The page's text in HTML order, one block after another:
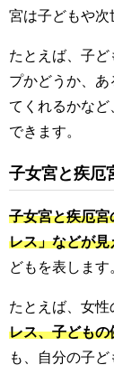
宮は子どもや次
たとえば、子ど
プかどうか、
てくれるかなど
できます。
子女宮と疾厄
子女宮と疾厄宮
レス」などが見
どもを表します
たとえば、女性
レス、子どもの
も、自分の子ど